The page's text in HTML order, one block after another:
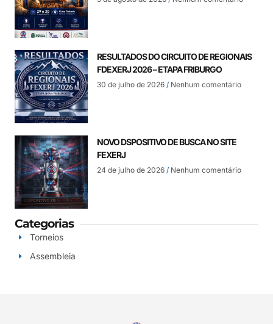
RESULTADOS DO CIRCUITO DE REGIONAIS
FDEXERJ 2026 – ETAPA FRIBURGO
30 de julho de 2026 Nenhum comentário
NOVO DSPOSITIVO DE BUSCA NO SITE
FEXERJ
24 de julho de 2026 Nenhum comentário
Categorias
Torneios
Assembleia